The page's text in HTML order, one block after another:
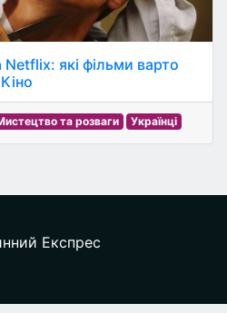
Netflix: які фільми варто
та розваги Українці
Експрес